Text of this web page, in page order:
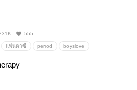
555
แฟนตาซี period boyslove